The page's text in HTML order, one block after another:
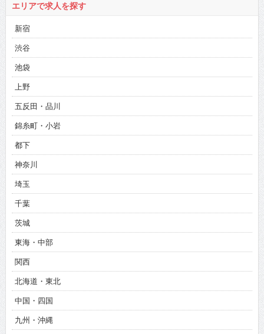
エリアで求人を探す
新宿
渋谷
池袋
上野
五反田・品川
錦糸町・小岩
都下
神奈川
埼玉
千葉
茨城
東海・中部
関西
北海道・東北
中国・四国
九州・沖縄